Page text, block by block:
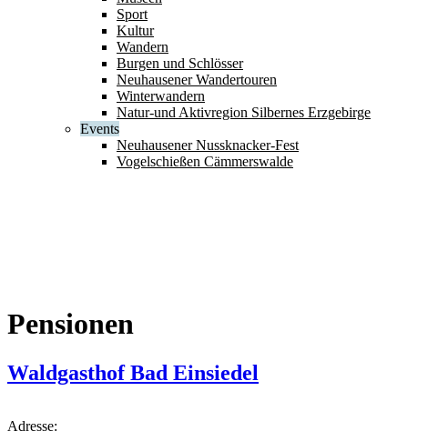
Sport
Kultur
Wandern
Burgen und Schlösser
Neuhausener Wandertouren
Winterwandern
Natur-und Aktivregion Silbernes Erzgebirge
Events
Neuhausener Nussknacker-Fest
Vogelschießen Cämmerswalde
Pensionen
Waldgasthof Bad Einsiedel
Adresse: